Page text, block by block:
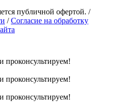
публичной офертой. /
/ Согласие на обработку
проконсультируем!
проконсультируем!
проконсультируем!